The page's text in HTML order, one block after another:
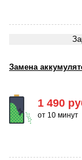
1 490
от 10 минут
Замена